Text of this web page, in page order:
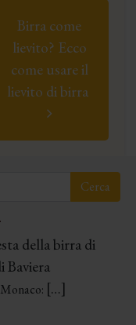
Birra come
lievito? Ecco
come usare il
lievito di birra
della birra di
Baviera
[…]